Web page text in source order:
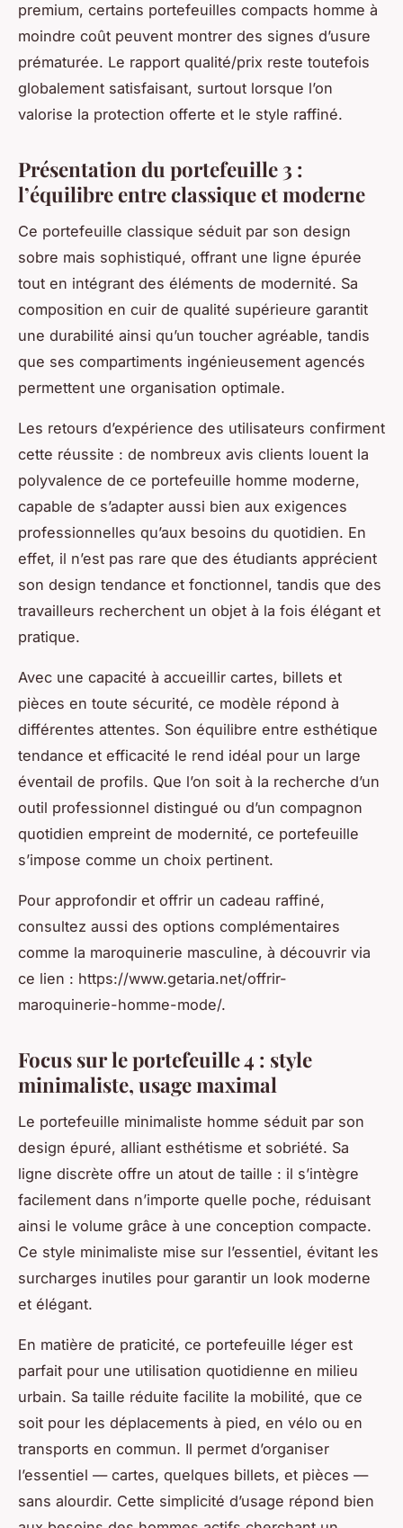
premium, certains portefeuilles compacts homme à
moindre coût peuvent montrer des signes d’usure
prématurée. Le rapport qualité/prix reste toutefois
globalement satisfaisant, surtout lorsque l’on
valorise la protection offerte et le style raffiné.
Présentation du portefeuille 3 :
l’équilibre entre classique et moderne
Ce portefeuille classique séduit par son design
sobre mais sophistiqué, offrant une ligne épurée
tout en intégrant des éléments de modernité. Sa
composition en cuir de qualité supérieure garantit
une durabilité ainsi qu’un toucher agréable, tandis
que ses compartiments ingénieusement agencés
permettent une organisation optimale.
Les retours d’expérience des utilisateurs confirment
cette réussite : de nombreux avis clients louent la
polyvalence de ce portefeuille homme moderne,
capable de s’adapter aussi bien aux exigences
professionnelles qu’aux besoins du quotidien. En
effet, il n’est pas rare que des étudiants apprécient
son design tendance et fonctionnel, tandis que des
travailleurs recherchent un objet à la fois élégant et
pratique.
Avec une capacité à accueillir cartes, billets et
pièces en toute sécurité, ce modèle répond à
différentes attentes. Son équilibre entre esthétique
tendance et efficacité le rend idéal pour un large
éventail de profils. Que l’on soit à la recherche d’un
outil professionnel distingué ou d’un compagnon
quotidien empreint de modernité, ce portefeuille
s’impose comme un choix pertinent.
Pour approfondir et offrir un cadeau raffiné,
consultez aussi des options complémentaires
comme la maroquinerie masculine, à découvrir via
ce lien : https://www.getaria.net/offrir-
maroquinerie-homme-mode/.
Focus sur le portefeuille 4 : style
minimaliste, usage maximal
Le portefeuille minimaliste homme séduit par son
design épuré, alliant esthétisme et sobriété. Sa
ligne discrète offre un atout de taille : il s’intègre
facilement dans n’importe quelle poche, réduisant
ainsi le volume grâce à une conception compacte.
Ce style minimaliste mise sur l’essentiel, évitant les
surcharges inutiles pour garantir un look moderne
et élégant.
En matière de praticité, ce portefeuille léger est
parfait pour une utilisation quotidienne en milieu
urbain. Sa taille réduite facilite la mobilité, que ce
soit pour les déplacements à pied, en vélo ou en
transports en commun. Il permet d’organiser
l’essentiel — cartes, quelques billets, et pièces —
sans alourdir. Cette simplicité d’usage répond bien